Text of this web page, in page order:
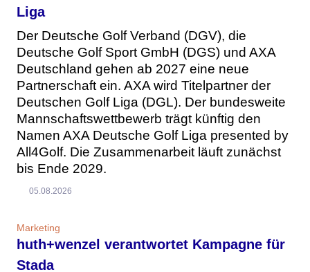
Liga
Der Deutsche Golf Verband (DGV), die
Deutsche Golf Sport GmbH (DGS) und AXA
Deutschland gehen ab 2027 eine neue
Partnerschaft ein. AXA wird Titelpartner der
Deutschen Golf Liga (DGL). Der bundesweite
Mannschaftswettbewerb trägt künftig den
Namen AXA Deutsche Golf Liga presented by
All4Golf. Die Zusammenarbeit läuft zunächst
bis Ende 2029.
05.08.2026
Marketing
huth+wenzel verantwortet Kampagne für
Stada